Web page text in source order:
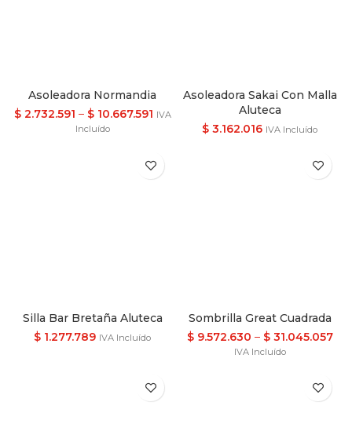
Asoleadora Normandia
$2.732.591 – $10.667.591 IVA
Incluído
Asoleadora Sakai Con Malla
Aluteca
$ 3.162.016 IVA Incluído
Silla Bar Bretaña Aluteca
$ 1.277.789 IVA Incluído
Sombrilla Great Cuadrada
$9.572.630 – $31.045.057
IVA Incluído